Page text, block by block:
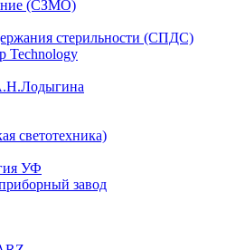
(СЗМО)
стерильности (СПДС)
Technology
светотехника)
УФ
завод